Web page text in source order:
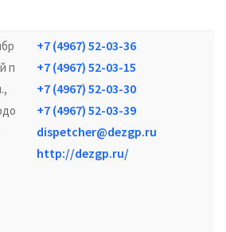
п
+7 (4967) 52-03-36
+7 (4967) 52-03-15
+7 (4967) 52-03-30
+7 (4967) 52-03-39
dispetcher@dezgp.ru
http://dezgp.ru/